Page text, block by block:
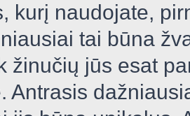
kurį naudojate,
tai būna
žinučių jūs esat
Antrasis